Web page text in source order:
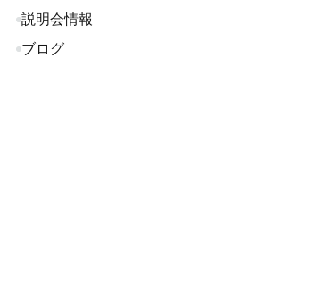
説明会情報
ブログ